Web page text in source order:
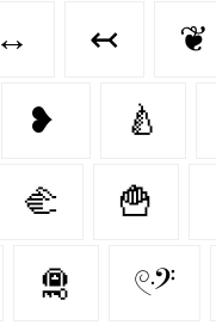
↔ ↢ ❦
❥ 🍐
🫲 🍟
🛅 𓏲ּ𝄢